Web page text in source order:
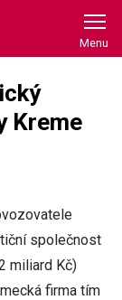
Kreme
společnost
miliard Kč)
firma tím